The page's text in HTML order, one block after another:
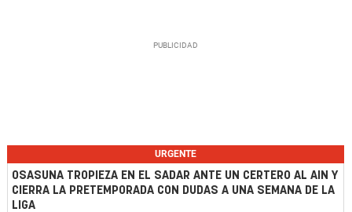
URGENTE
OSASUNA TROPIEZA EN EL SADAR ANTE UN CERTERO AL AIN Y
CIERRA LA PRETEMPORADA CON DUDAS A UNA SEMANA DE LA
LIGA